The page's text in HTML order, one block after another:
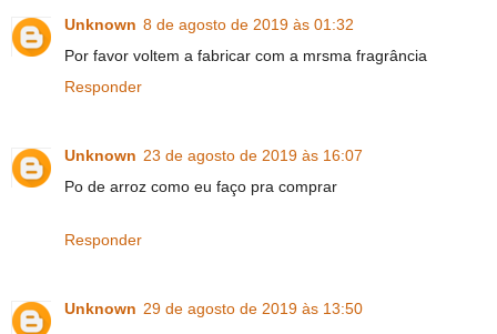
Unknown 8 de agosto de 2019 às 01:32
Por favor voltem a fabricar com a mrsma fragrância
Responder
Unknown 23 de agosto de 2019 às 16:07
Po de arroz como eu faço pra comprar
Responder
Unknown 29 de agosto de 2019 às 13:50